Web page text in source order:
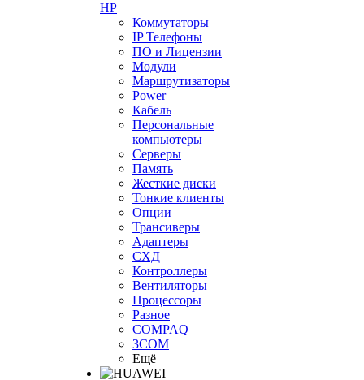
HP
Коммутаторы
IP Телефоны
ПО и Лицензии
Модули
Маршрутизаторы
Power
Кабель
Персональные
компьютеры
Серверы
Память
Жесткие диски
Тонкие клиенты
Опции
Трансиверы
Адаптеры
СХД
Контроллеры
Вентиляторы
Процессоры
Разное
COMPAQ
3COM
Ещё